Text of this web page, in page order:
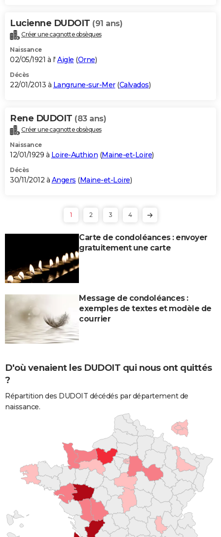
Lucienne DUDOIT (91 ans)
Créer une cagnotte obsèques
Naissance
02/05/1921 à l' Aigle (Orne)
Décès
22/01/2013 à Langrune-sur-Mer(Calvados)
Rene DUDOIT (83 ans)
Créer une cagnotte obsèques
Naissance
12/01/1929 à Loire-Authion (Maine-et-Loire)
Décès
30/11/2012 à Angers (Maine-et-Loire)
1 2 3 4
Carte de condoléances : envoyer
gratuitement une carte
Message de condoléances :
exemples de textes et modèle de
courrier
D'où venaient les DUDOIT qui nous ont quittés
?
Répartition des DUDOIT décédés par département de
naissance.